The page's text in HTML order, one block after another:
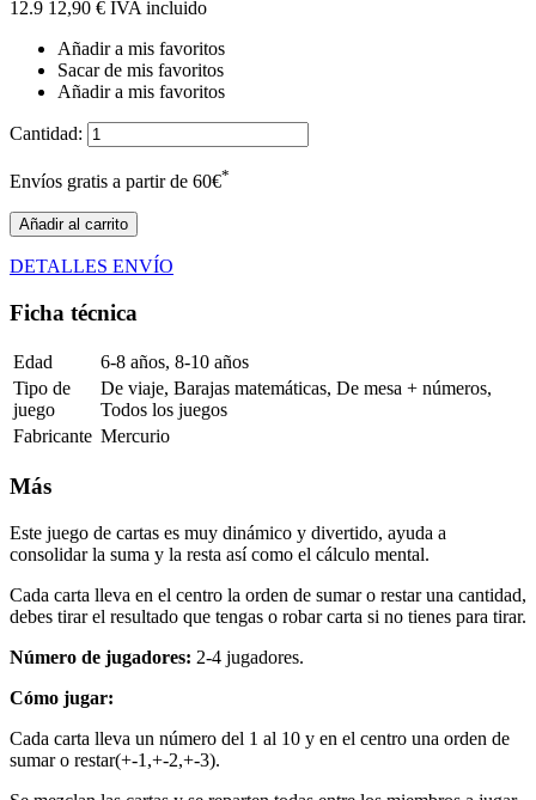
12.9 12,90 € IVA incluido
Añadir a mis favoritos
Sacar de mis favoritos
Añadir a mis favoritos
Cantidad:
Envíos gratis a partir de 60€*
Añadir al carrito
DETALLES ENVÍO
Ficha técnica
Edad
6-8 años, 8-10 años
Tipo de
juego
De viaje, Barajas matemáticas, De mesa + números,
Todos los juegos
Fabricante Mercurio
Más
Este juego de cartas es muy dinámico y divertido, ayuda a
consolidar la suma y la resta así como el cálculo mental.
Cada carta lleva en el centro la orden de sumar o restar una cantidad,
debes tirar el resultado que tengas o robar carta si no tienes para tirar.
Número de jugadores: 2-4 jugadores.
Cómo jugar:
Cada carta lleva un número del 1 al 10 y en el centro una orden de
sumar o restar(+-1,+-2,+-3).